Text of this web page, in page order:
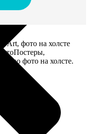
Art, фото на холсте
по фото на холсте.